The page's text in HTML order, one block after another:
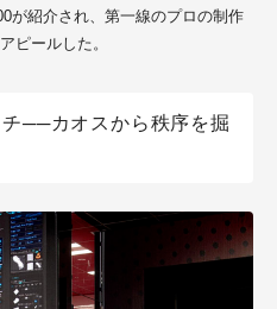
が紹介され、第一線のプロの制作
ピールした。
──カオスから秩序を掘